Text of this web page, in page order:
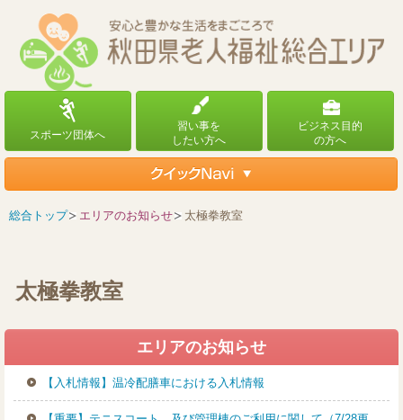
太極拳教室
総合トップ エリアのお知らせ 太極拳教室
エリアのお知らせ
【入札情報】温冷配膳車における入札情報